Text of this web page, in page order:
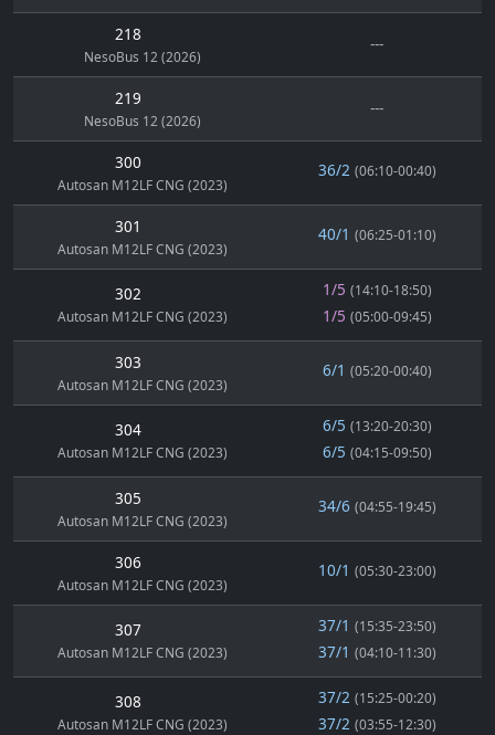
218
NesoBus 12 (2026)
---
219
NesoBus 12 (2026)
---
300
Autosan M12LF CNG (2023)
36/2 (06:10-00:40)
301
Autosan M12LF CNG (2023)
40/1 (06:25-01:10)
302
Autosan M12LF CNG (2023)
1/5 (14:10-18:50)
1/5 (05:00-09:45)
303
Autosan M12LF CNG (2023)
6/1 (05:20-00:40)
304
Autosan M12LF CNG (2023)
6/5 (13:20-20:30)
6/5 (04:15-09:50)
305
Autosan M12LF CNG (2023)
34/6 (04:55-19:45)
306
Autosan M12LF CNG (2023)
10/1 (05:30-23:00)
307
Autosan M12LF CNG (2023)
37/1 (15:35-23:50)
37/1 (04:10-11:30)
308
Autosan M12LF CNG (2023)
37/2 (15:25-00:20)
37/2 (03:55-12:30)